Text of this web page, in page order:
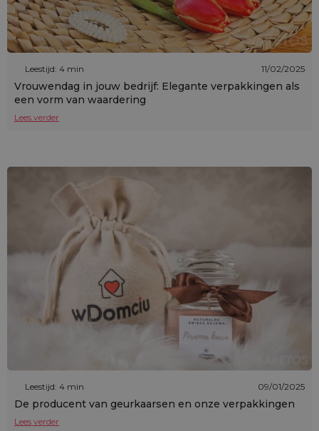
Leestijd: 4 min 11/02/2025
Vrouwendag in jouw bedrijf: Elegante verpakkingen als
een vorm van waardering
Lees verder
Leestijd: 4 min 09/01/2025
De producent van geurkaarsen en onze verpakkingen
Lees verder